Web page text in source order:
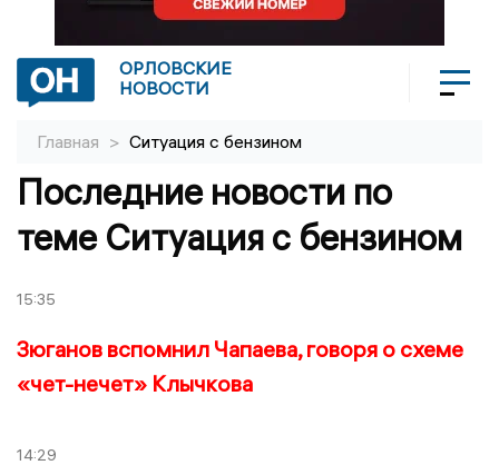
ОРЛОВСКИЕ
НОВОСТИ
Главная > Ситуация с бензином
Последние новости по
теме Ситуация с бензином
15:35
Зюганов вспомнил Чапаева, говоря о схеме
«чет-нечет» Клычкова
14:29